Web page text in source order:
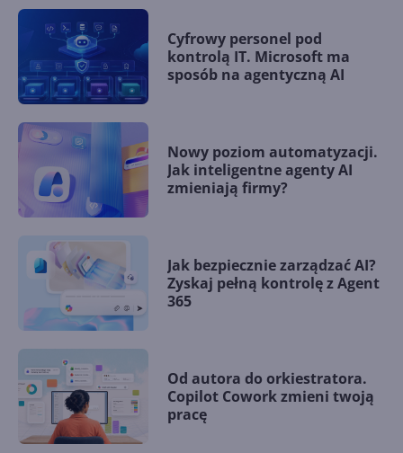
Cyfrowy personel pod
kontrolą IT. Microsoft ma
sposób na agentyczną AI
Nowy poziom automatyzacji.
Jak inteligentne agenty AI
zmieniają firmy?
Jak bezpiecznie zarządzać AI?
Zyskaj pełną kontrolę z Agent
365
Od autora do orkiestratora.
Copilot Cowork zmieni twoją
pracę